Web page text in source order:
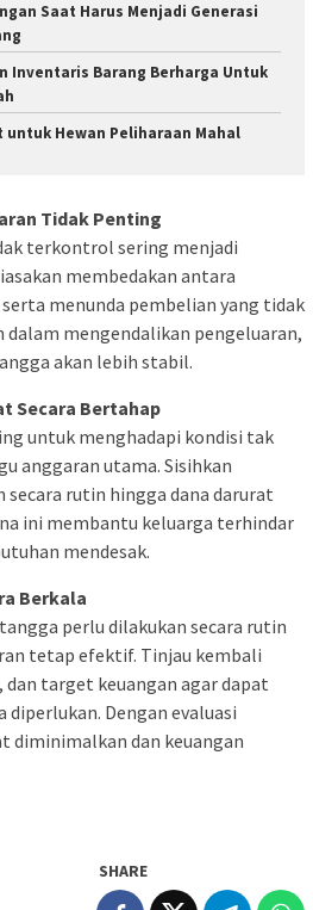
Saat Harus Menjadi Generasi
Inventaris Barang Berharga Untuk
Hewan Peliharaan Mahal
Tidak Penting
terkontrol sering menjadi
membedakan antara
menunda pembelian yang tidak
dalam mengendalikan pengeluaran,
akan lebih stabil.
Secara Bertahap
untuk menghadapi kondisi tak
anggaran utama. Sisihkan
secara rutin hingga dana darurat
ini membantu keluarga terhindar
mendesak.
Berkala
perlu dilakukan secara rutin
tetap efektif. Tinjau kembali
target keuangan agar dapat
Dengan evaluasi
diminimalkan dan keuangan
SHARE